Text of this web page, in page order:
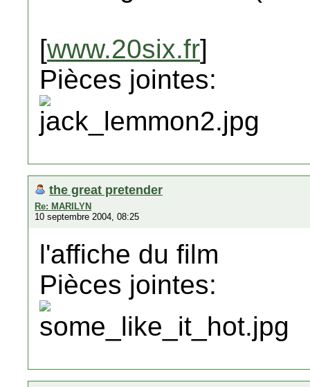
[www.20six.fr]
Pièces jointes:
the great pretender
Re: MARILYN
10 septembre 2004, 08:25
l'affiche du film
Pièces jointes: